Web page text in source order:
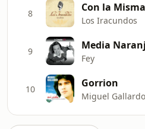
8 Con la
Los Iracundos
9 Media
Fey
10 Gorrion
Miguel Gallardo